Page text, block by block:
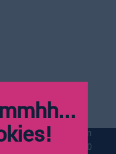
09:00 - 12:00
13:30 - 18:00
wir bereits um
17:00